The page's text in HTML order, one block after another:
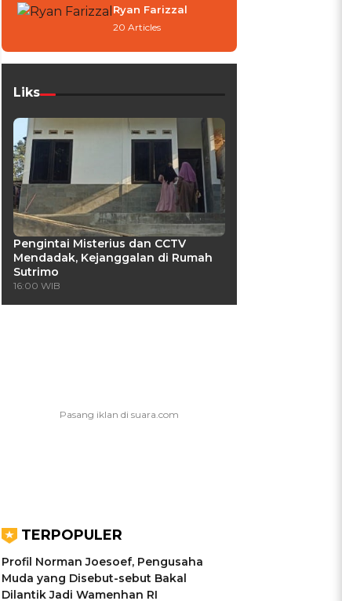
Ryan Farizzal
20 Articles
Liks
Pengintai Misterius dan CCTV
Mendadak, Kejanggalan di Rumah
Sutrimo
16:00 WIB
TERPOPULER
Profil Norman Joesoef, Pengusaha
Muda yang Disebut-sebut Bakal
Dilantik Jadi Wamenhan RI